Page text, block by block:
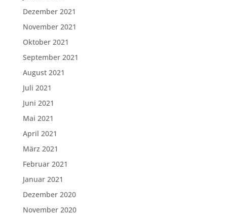
Dezember 2021
November 2021
Oktober 2021
September 2021
August 2021
Juli 2021
Juni 2021
Mai 2021
April 2021
März 2021
Februar 2021
Januar 2021
Dezember 2020
November 2020